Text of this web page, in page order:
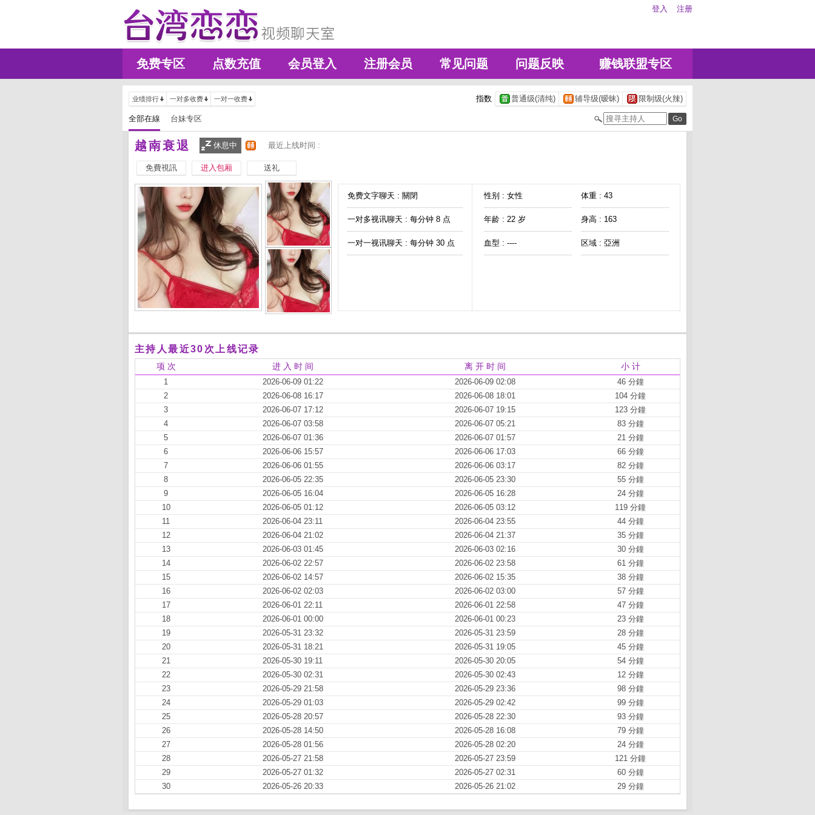
登入 注册
免费专区 点数充值 会员登入 注册会员 常见问题 问题反映 赚钱联盟专区
业绩排行 一对多收费 一对一收费 指数 普通级(清纯) 辅导级(暧昧) 限制级(火辣)
全部在線 台妹专区
越南衰退 休息中 最近上线时间 :
免費視訊 进入包厢 送礼
免费文字聊天 : 關閉
一对多视讯聊天 : 每分钟 8 点
一对一视讯聊天 : 每分钟 30 点
性别 : 女性 体重 : 43
年龄 : 22 岁 身高 : 163
血型 : ---- 区域 : 亞洲
主持人最近30次上线记录
项 次 进 入 时 间 离 开 时 间 小 计
1 2026-06-09 01:22 2026-06-09 02:08
46 分鐘
2
2026-06-08 16:17 2026-06-08 18:01
104 分鐘
3
2026-06-07 17:12 2026-06-07 19:15
123 分鐘
4
2026-06-07 03:58 2026-06-07 05:21
83 分鐘
5
2026-06-07 01:36 2026-06-07 01:57
21 分鐘
6
2026-06-06 15:57 2026-06-06 17:03
66 分鐘
7
2026-06-06 01:55 2026-06-06 03:17
82 分鐘
8
2026-06-05 22:35 2026-06-05 23:30
55 分鐘
9
2026-06-05 16:04 2026-06-05 16:28
24 分鐘
10
2026-06-05 01:12 2026-06-05 03:12
119 分鐘
11
2026-06-04 23:11 2026-06-04 23:55
44 分鐘
12
2026-06-04 21:02 2026-06-04 21:37
35 分鐘
13
2026-06-03 01:45 2026-06-03 02:16
30 分鐘
14
2026-06-02 22:57 2026-06-02 23:58
61 分鐘
15
2026-06-02 14:57 2026-06-02 15:35
38 分鐘
16
2026-06-02 02:03 2026-06-02 03:00
57 分鐘
17
2026-06-01 22:11 2026-06-01 22:58
47 分鐘
18
2026-06-01 00:00 2026-06-01 00:23
23 分鐘
19
2026-05-31 23:32 2026-05-31 23:59
28 分鐘
20
2026-05-31 18:21 2026-05-31 19:05
45 分鐘
21
2026-05-30 19:11 2026-05-30 20:05
54 分鐘
22
2026-05-30 02:31 2026-05-30 02:43
12 分鐘
23
2026-05-29 21:58 2026-05-29 23:36
98 分鐘
24
2026-05-29 01:03 2026-05-29 02:42
99 分鐘
25
2026-05-28 20:57 2026-05-28 22:30
93 分鐘
26
2026-05-28 14:50 2026-05-28 16:08
79 分鐘
27
2026-05-28 01:56 2026-05-28 02:20
24 分鐘
28
2026-05-27 21:58 2026-05-27 23:59
121 分鐘
29
2026-05-27 01:32 2026-05-27 02:31
60 分鐘
30
2026-05-26 20:33 2026-05-26 21:02 29 分鐘